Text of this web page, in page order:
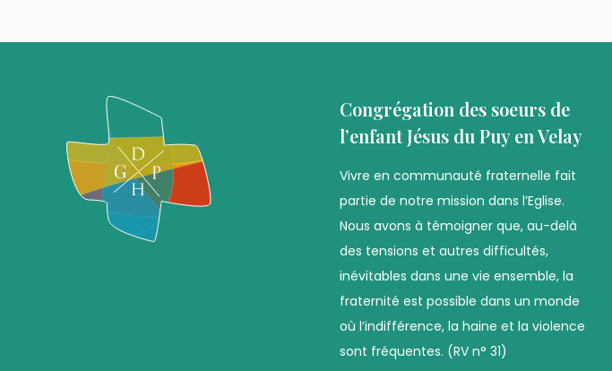
Congrégation des soeurs de
l’enfant Jésus du Puy en Velay
Vivre en communauté fraternelle fait
partie de notre mission dans l’Eglise.
Nous avons à témoigner que, au-delà
des tensions et autres difficultés,
inévitables dans une vie ensemble, la
fraternité est possible dans un monde
où l’indifférence, la haine et la violence
sont fréquentes. (RV n° 31)